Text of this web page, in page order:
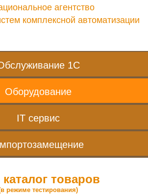
агентство
комплексной автоматизации
1С
Оборудование
IT сервис
каталог товаров
режиме тестирования)